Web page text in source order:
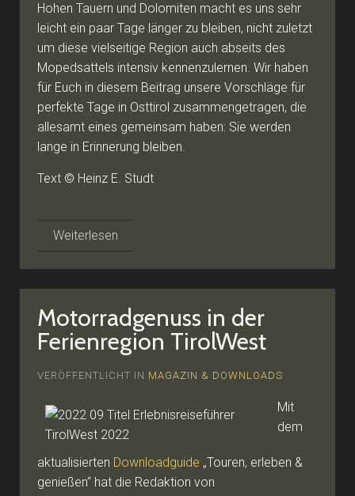
Hohen Tauern und Dolomiten macht es uns sehr
leicht ein paar Tage länger zu bleiben, nicht zuletzt
um diese vielseitige Region auch abseits des
Mopedsattels intensiv kennenzulernen. Wir haben
für Euch in diesem Beitrag unsere Vorschläge für
perfekte Tage in Osttirol zusammengetragen, die
allesamt eines gemeinsam haben: Sie werden
lange in Erinnerung bleiben.
Text © Heinz E. Studt
Weiterlesen
Motorradgenuss in der
Ferienregion TirolWest
VERÖFFENTLICHT IN MAGAZIN & DOWNLOADS
Mit
dem
aktualisierten Downloadguide „Touren, erleben &
genießen“ hat die Redaktion von